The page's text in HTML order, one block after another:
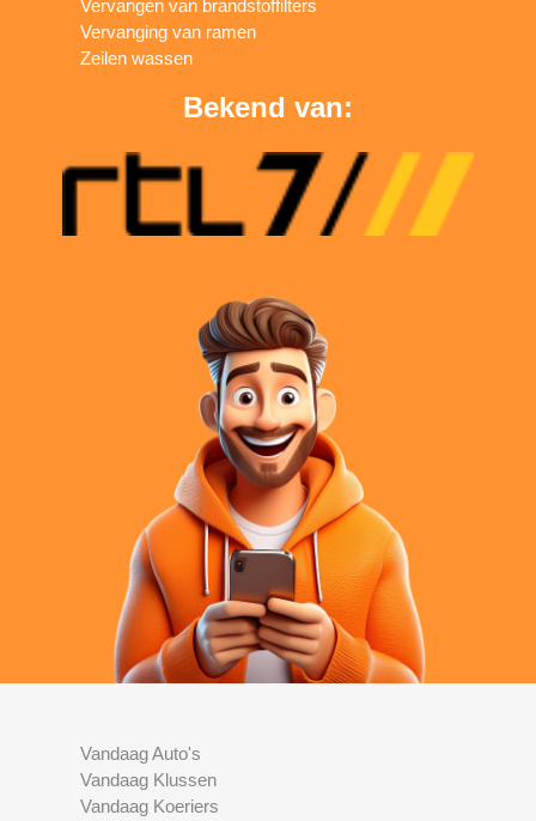
Vervangen van brandstoffilters
Vervanging van ramen
Zeilen wassen
Bekend van:
Vandaag Auto's
Vandaag Klussen
Vandaag Koeriers